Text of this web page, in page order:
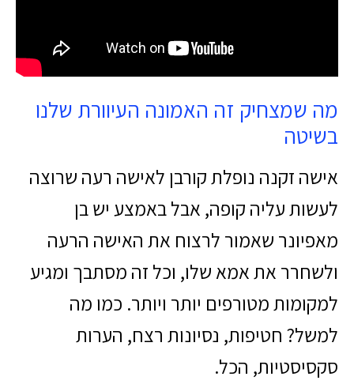
מה שמצחיק זה האמונה העיוורת שלנו
בשיטה
אישה זקנה נופלת קורבן לאישה רעה שרוצה
לעשות עליה קופה, אבל באמצע יש בן
מאפיונר שאמור לרצוח את האישה הרעה
ולשחרר את אמא שלו, וכל זה מסתבך ומגיע
למקומות מטורפים יותר ויותר. כמו מה
למשל? חטיפות, נסיונות רצח, הערות
סקסיסטיות, הכל.